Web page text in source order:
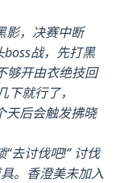
影，决赛中断
战，先打黑
够开由衣绝技回
就行了，
天后会触发拂晓
去讨伐吧!” 讨伐
。香澄美未加入